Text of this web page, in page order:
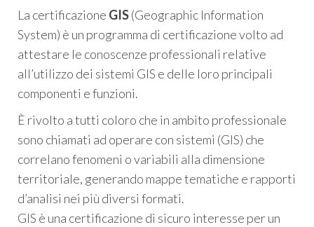
La certificazione GIS(Geographic Information
System) è un programma di certificazione volto ad
attestare le conoscenze professionali relative
all’utilizzo dei sistemi GIS e delle loro principali
componenti e funzioni.
È rivolto a tutti coloro che in ambito professionale
sono chiamati ad operare con sistemi (GIS) che
correlano fenomeni o variabili alla dimensione
territoriale, generando mappe tematiche e rapporti
d’analisi nei più diversi formati.
GIS è una certificazione di sicuro interesse per un